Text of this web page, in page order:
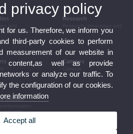
training
Research
transfer
Campus
section
releases
agenda
privacy policy
for us. Therefore, we inform you
third-party cookies to perform
measurement of our website in
content,as well as provide
or analyze our traffic. To
the configuration of our cookies.
information
Accept all